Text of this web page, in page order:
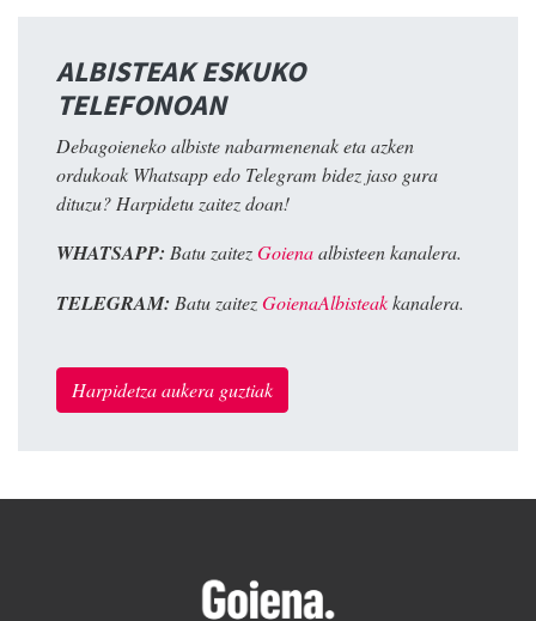
ALBISTEAK ESKUKO
TELEFONOAN
Debagoieneko albiste nabarmenenak eta azken
ordukoak Whatsapp edo Telegram bidez jaso gura
dituzu? Harpidetu zaitez doan!
WHATSAPP: Batu zaitezGoienaalbisteen kanalera.
TELEGRAM: Batu zaitezGoienaAlbisteakkanalera.
Harpidetza aukera guztiak